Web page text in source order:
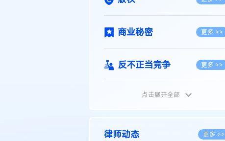
商业秘密 更多 >>
反不正当竞争 更多 >>
植物新品种
地理标志 更多 >>
点击展开全部
律师动态 更多 >>